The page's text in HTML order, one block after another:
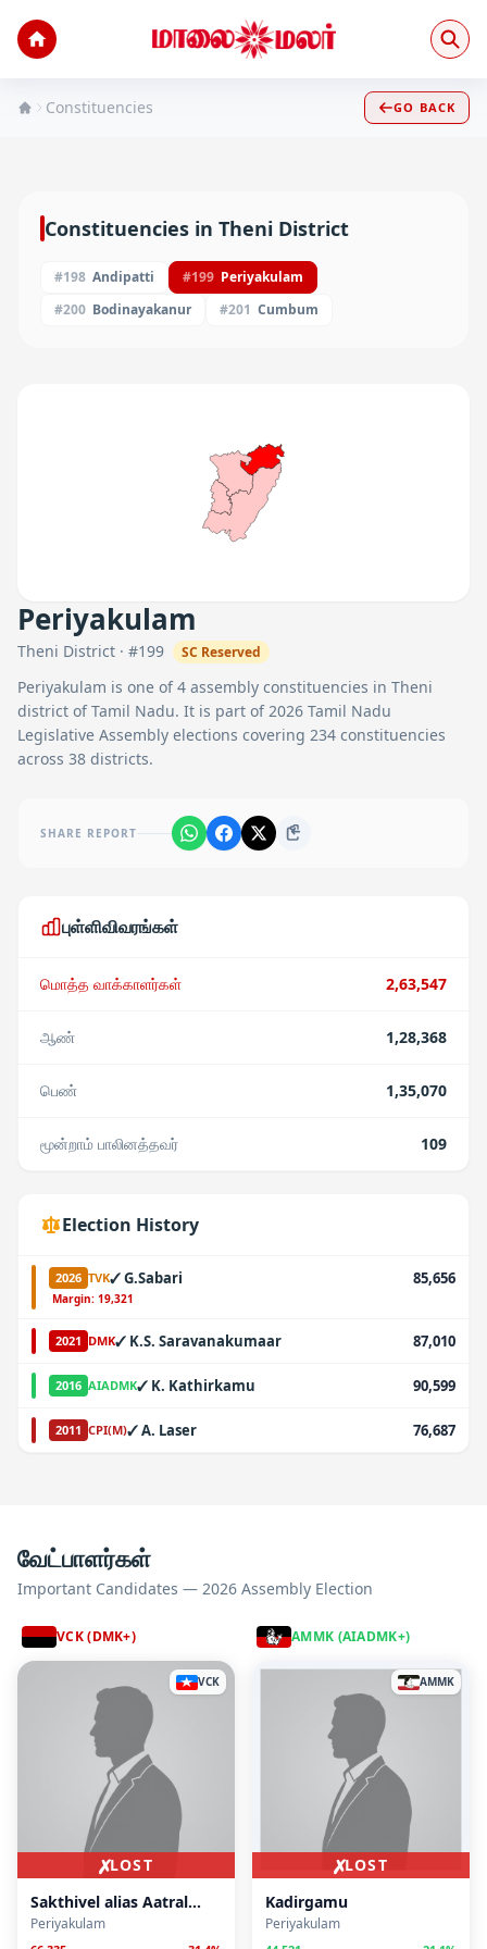
Constituencies GO BACK
Constituencies in Theni District
#198 Andipatti #199 Periyakulam
#200 Bodinayakanur #201 Cumbum
Periyakulam
Theni District · #199 SC Reserved
Periyakulam is one of4 assembly constituencies in Theni
district of Tamil Nadu. It is part of 2026 Tamil Nadu
Legislative Assembly elections covering 234 constituencies
across 38 districts.
SHARE REPORT
புள்ளிவிவரங்கள்
மொத்த வாக்காளர்கள் 2,63,547
ஆண் 1,28,368
பெண் 1,35,070
மூன்றாம் பாலினத்தவர் 109
Election History
2026 TVK✓G.Sabari 85,656
·Margin: 19,321
2021 DMK✓ K.S. Saravanakumaar 87,010
2016 AIADMK✓ K. Kathirkamu 90,599
2011 CPI(M)✓A. Laser 76,687
வேட்பாளர்கள்
Important Candidates — 2026 Assembly Election
VCK (DMK+)
✗LOST
VCK
Sakthivel alias Aatral
Arasu
Periyakulam
AMMK (AIADMK+)
✗LOST
AMMK
Kadirgamu
Periyakulam